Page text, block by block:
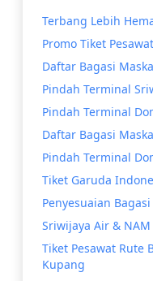
Terbang Lebih
Promo Tiket
Daftar Bagasi
Pindah Terminal
Pindah Terminal
Daftar Bagasi
Pindah Terminal
Tiket Garuda
Penyesuaian
Sriwijaya Air &
Tiket Pesawat Rute
Kupang